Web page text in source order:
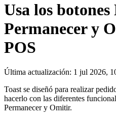
Usa los
Permanecer y
POS
Última actualización: 1 jul 2026,
Toast se diseñó para realizar
hacerlo con las diferentes
Permanecer y Omitir.